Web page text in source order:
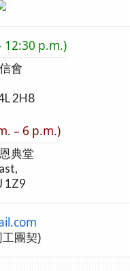
12:30 p.m.)
會
2H8
– 6 p.m.)
典堂
1Z9
團契)